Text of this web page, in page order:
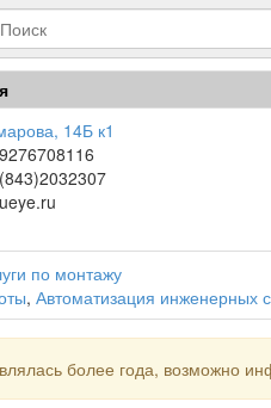
14Б к1
по монтажу
, Автоматизация инженерных
более года, возможно